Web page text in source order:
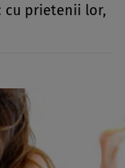
cu prietenii lor,